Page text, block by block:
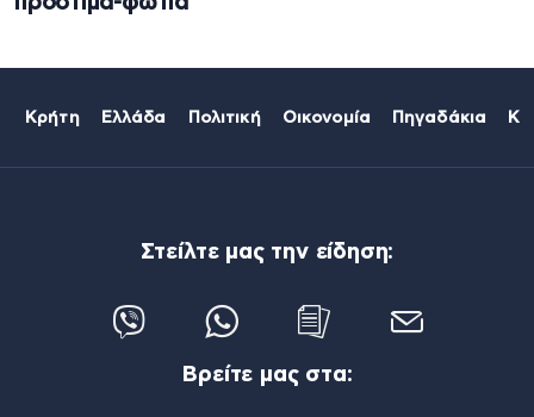
Κρήτη Ελλάδα Πολιτική Οικονομία Πηγαδάκια
Στείλτε μας την είδηση:
Βρείτε μας στα: